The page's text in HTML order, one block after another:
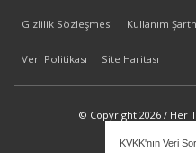
KVKK'nın Veri
Gizlilik Sözleşmesi Kullanım
Veri Politikası Site Haritası
© Copyright 2026 / Her